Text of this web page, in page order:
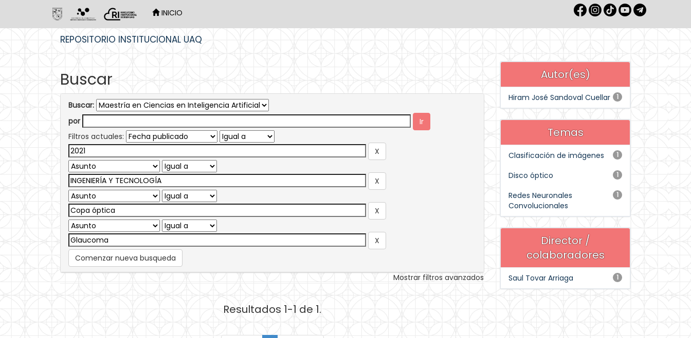
INICIO
REPOSITORIO INSTITUCIONAL UAQ
Buscar
Buscar:
por
Filtros actuales:
Comenzar nueva busqueda
Mostrar filtros avanzados
Resultados 1-1 de 1.
Autor(es)
1
Hiram José Sandoval Cuellar
Temas
1
Clasificación de imágenes
1
Disco óptico
1
Redes Neuronales
Convolucionales
Director /
colaboradores
1
Saul Tovar Arriaga